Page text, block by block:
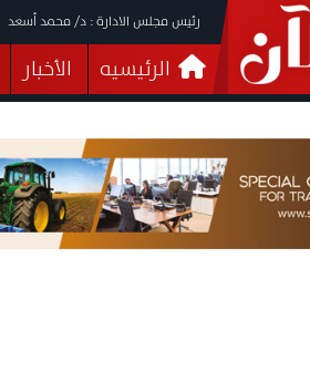
رئيس مجلس الادارة : د/ محمد أسعد
الرئيسيه الأخبار
فيديوهات
البرلمان